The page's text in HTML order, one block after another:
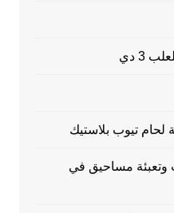
3 دي
لحام تيوب بلاستيك
وتعبئة مساحيق في